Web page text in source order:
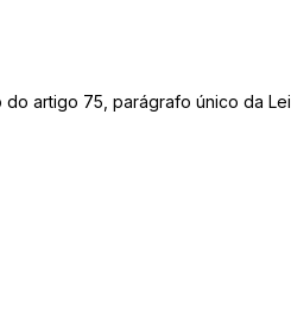
artigo 75, parágrafo único da Lei